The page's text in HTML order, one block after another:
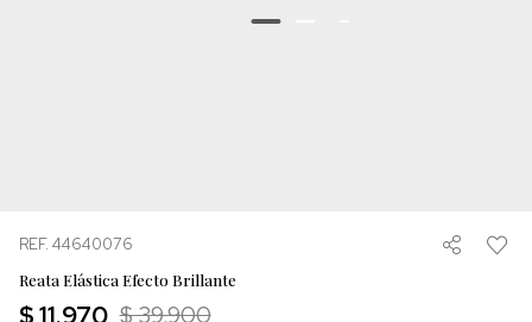
REF. 44640076
Reata Elástica Efecto Brillante
$ 11.970 $ 39.900